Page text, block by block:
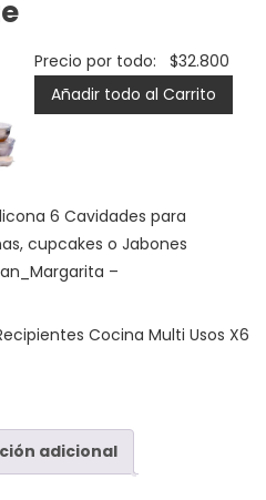
Precio por todo: $32.800
Añadir todo al Carrito
6 Cavidades para
cupcakes o Jabones
–
Cocina Multi Usos X6
adicional